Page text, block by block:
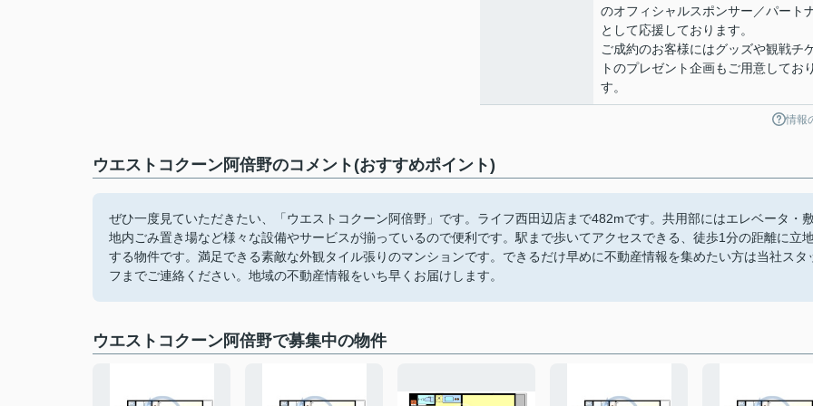
のオフィシャルスポンサー／パート
として応援しております。
ご成約のお客様にはグッズや観戦チ
トのプレゼント企画もご用意してお
す。
情報
ウエストコクーン阿倍野のコメント(おすすめポイント)
ぜひ一度見ていただきたい、「ウエストコクーン阿倍野」です。ライフ西田辺店まで482mです。共用部にはエレベータ・
地内ごみ置き場など様々な設備やサービスが揃っているので便利です。駅まで歩いてアクセスできる、徒歩1分の距離に立
する物件です。満足できる素敵な外観タイル張りのマンションです。できるだけ早めに不動産情報を集めたい方は当社スタ
フまでご連絡ください。地域の不動産情報をいち早くお届けします。
ウエストコクーン阿倍野で募集中の物件